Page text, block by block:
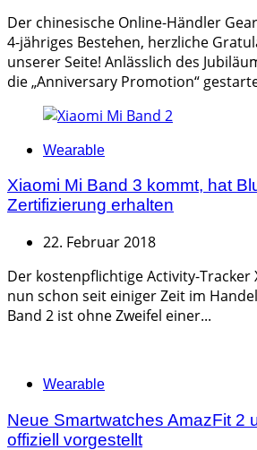
Der chinesische Online-Händler
4-jähriges Bestehen, herzliche
unserer Seite! Anlässlich des
die „Anniversary Promotion“
Categories
Wearable
Xiaomi Mi Band 3 kommt, hat
Zertifizierung erhalten
22. Februar 2018
Der kostenpflichtige Activity-Tracker
nun schon seit einiger Zeit im
Band 2 ist ohne Zweifel einer...
Categories
Wearable
Neue Smartwatches AmazFit 2
offiziell vorgestellt